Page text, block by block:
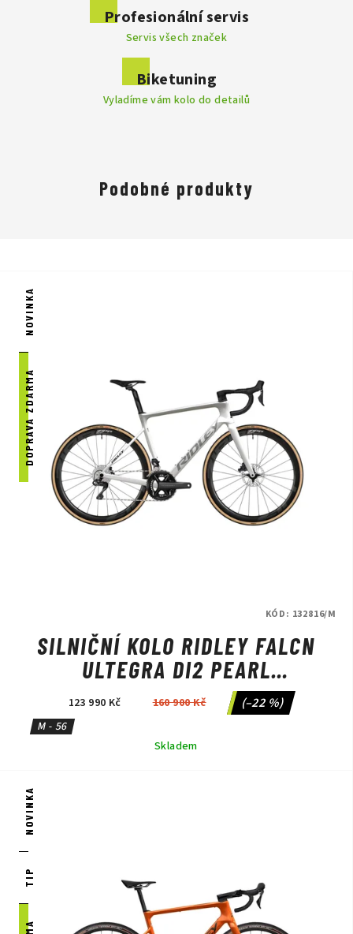
. Výrobce
disponuje velkým a moderním testovacím centrem, kde se
vyvíjí nespočet prototypů a technologií, které jsou do výroby
kol implementovány. Každý model prochází řadou testů a
vyznačuje se dokonalostí do posledního detailu. Značka Focus
je mezi profesionály velmi známá, nabízí perfektní výkon,
vyváženost a dokáže uspokojit i ty nejnáročnější jezdce.
Profesionální servis
Servis všech značek
Biketuning
Vyladíme vám kolo do detailů
Podobné produkty
NOVINKA
DOPRAVA ZDARMA
SILNIČNÍ KOLO RIDLEY FALCN
ULTEGRA DI2 PEARL
WHITE/SILVER/BLACK
123 990 Kč 160 900 Kč (–22 %)
M - 56
Skladem
KÓD: 132816/M
NOVINKA
TIP